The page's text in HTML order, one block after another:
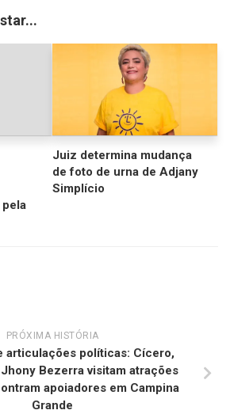
Juiz determina mudança
de foto de urna de Adjany
Simplício
PRÓXIMA HISTÓRIA
articulações políticas: Cícero,
Bezerra visitam atrações
apoiadores em Campina
Grande